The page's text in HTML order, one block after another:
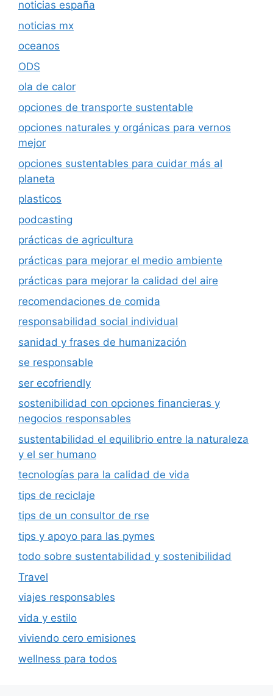
noticias españa
noticias mx
oceanos
ODS
ola de calor
opciones de transporte sustentable
opciones naturales y orgánicas para vernos
mejor
opciones sustentables para cuidar más al
planeta
plasticos
podcasting
prácticas de agricultura
prácticas para mejorar el medio ambiente
prácticas para mejorar la calidad del aire
recomendaciones de comida
responsabilidad social individual
sanidad y frases de humanización
se responsable
ser ecofriendly
sostenibilidad con opciones financieras y
negocios responsables
sustentabilidad el equilibrio entre la naturaleza
y el ser humano
tecnologías para la calidad de vida
tips de reciclaje
tips de un consultor de rse
tips y apoyo para las pymes
todo sobre sustentabilidad y sostenibilidad
Travel
viajes responsables
vida y estilo
viviendo cero emisiones
wellness para todos